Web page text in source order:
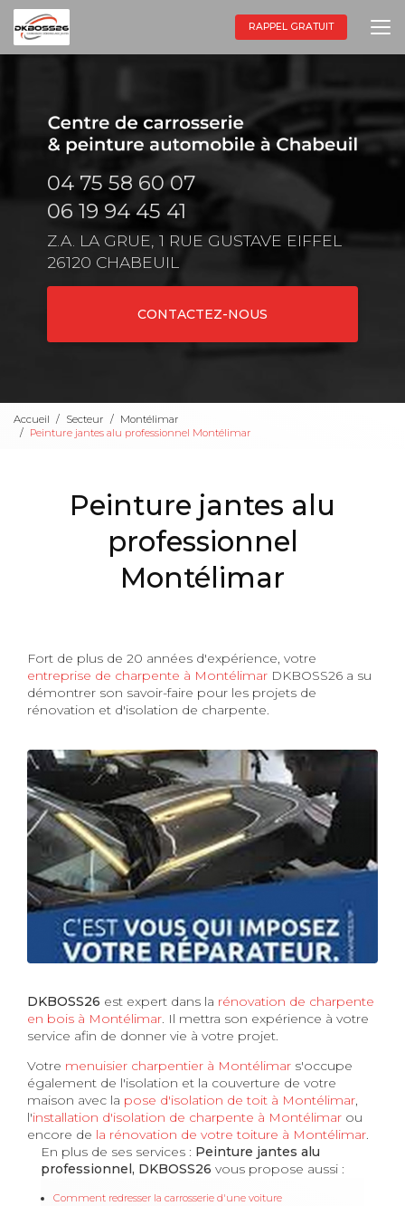
Aller
au
contenu
principal
RAPPEL GRATUIT
04 75 58 60 07
06 19 94 45 41
Z.A. LA GRUE, 1 RUE GUSTAVE EIFFEL
26120 CHABEUIL
CONTACTEZ-NOUS
Accueil Secteur
Montélimar
Peinture jantes alu professionnel Montélimar
Peinture jantes alu
professionnel
Montélimar
Fort de plus de 20 années d'expérience, votre
entreprise de charpente à Montélimar DKBOSS26 a su
démontrer son savoir-faire pour les projets de
rénovation et d'isolation de charpente.
DKBOSS26 est expert dans la rénovation de charpente
en bois à Montélimar. Il mettra son expérience à votre
service afin de donner vie à votre projet.
Votre menuisier charpentier à Montélimar s'occupe
également de l'isolation et la couverture de votre
maison avec la pose d'isolation de toit à Montélimar,
l'installation d'isolation de charpente à Montélimar ou
encore de la rénovation de votre toiture à Montélimar.
En plus de ses services : Peinture jantes alu
professionnel, DKBOSS26 vous propose aussi :
Comment redresser la carrosserie d'une voiture